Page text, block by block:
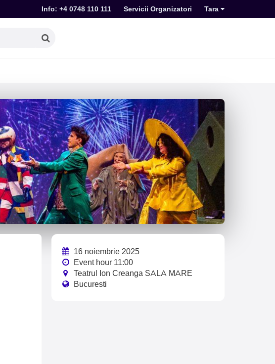
Info: +4 0748 110 111 Servicii Organizatori Tara
16 noiembrie 2025
Event hour 11:00
Teatrul Ion Creanga SALA MARE
Bucuresti